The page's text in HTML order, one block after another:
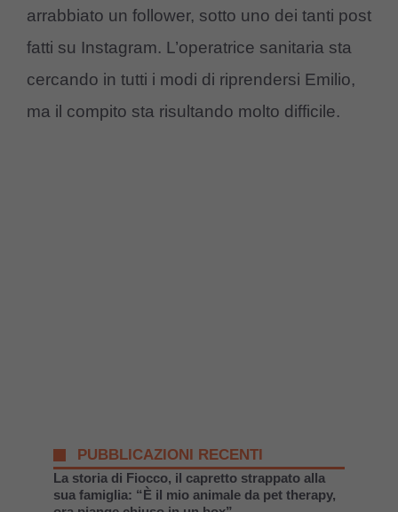
arrabbiato un follower, sotto uno dei tanti post
fatti su Instagram. L’operatrice sanitaria sta
cercando in tutti i modi di riprendersi Emilio,
ma il compito sta risultando molto difficile.
PUBBLICAZIONI RECENTI
La storia di Fiocco, il capretto strappato alla
sua famiglia: “È il mio animale da pet therapy,